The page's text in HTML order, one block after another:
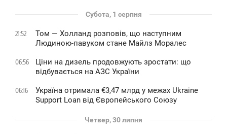
Субота, 1 серпня
21:52
Том — Холланд розповів, що наступним
Людиною-павуком стане Майлз Моралес
06:56
Ціни на дизель продовжують зростати: що
відбувається на АЗС України
06:16
Україна отримала €3,47 млрд у межах Ukraine
Support Loan від Європейського Союзу
Четвер, 30 липня